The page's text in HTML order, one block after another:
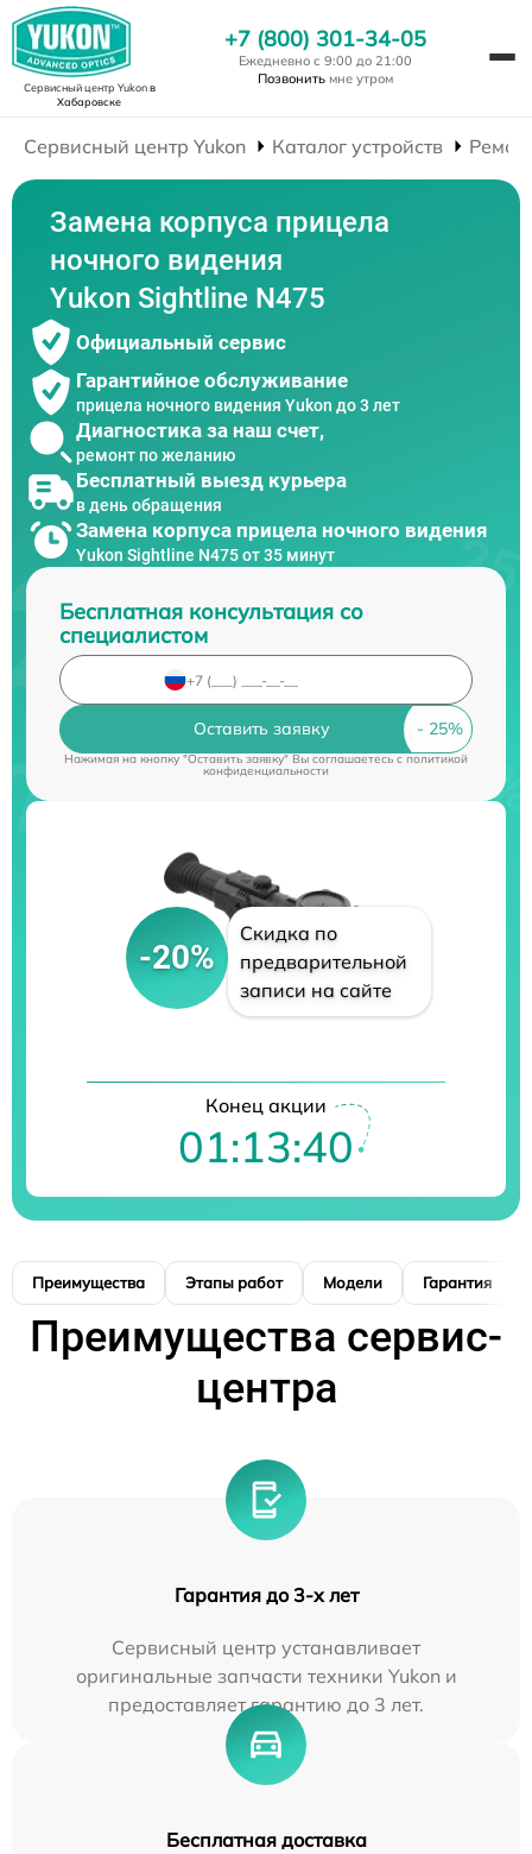
Сервисный центр Yukonв
Хабаровске
+7 (800) 301-34-05
Ежедневно с 9:00 до 21:00
Позвонить мне утром
Сервисный центр Yukon Каталог устройств
Замена корпуса прицела
ночного видения
Yukon Sightline N475
Официальный сервис
Гарантийное обслуживание
прицела ночного видения Yukon до 3 лет
Диагностика за наш счет,
ремонт по желанию
Бесплатный выезд курьера
в день обращения
Замена корпуса прицела ночного видения
Yukon Sightline N475 от 35 минут
Бесплатная консультация со
специалистом
Оставить заявку
Нажимая на кнопку "Оставить заявку" Вы соглашаетесь cполитикой
конфиденциальности
-20%
Скидка по
предварительной
записи на сайте
Конец акции
01:13:39
Преимущества Этапы работ Модели Гарантия
Преимущества сервис-
центра
Гарантия до 3-х лет
Сервисный центр устанавливает
оригинальные запчасти техники Yukon и
предоставляет гарантию до 3 лет.
Бесплатная доставка